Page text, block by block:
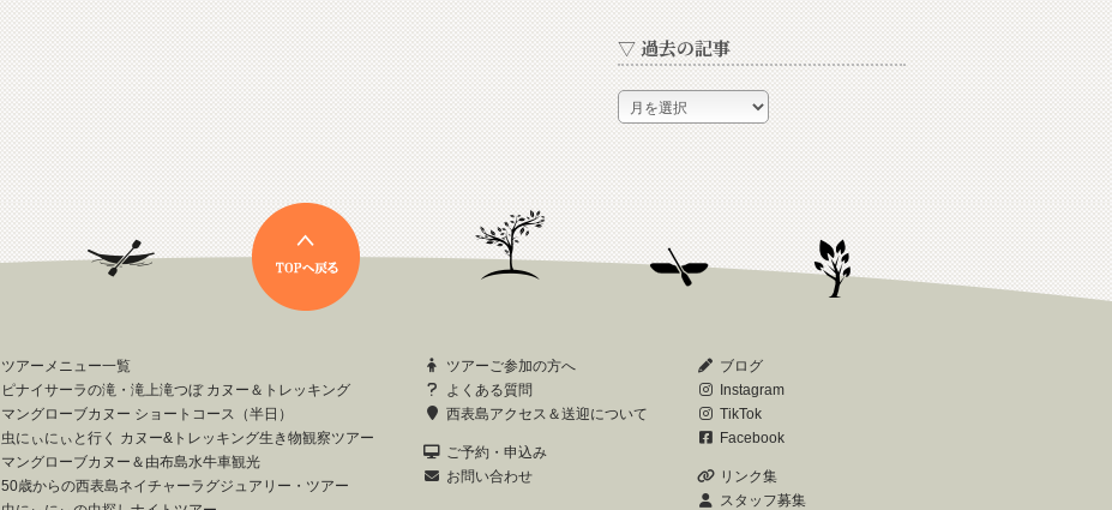
▽ 過去の記事
▽
過
去
の
記
事
ツアーメニュー一覧
ピナイサーラの滝・滝上滝つぼ カヌー＆トレッキング
マングローブカヌー ショートコース（半日）
虫にぃにぃと行く カヌー&トレッキング生き物観察ツアー
マングローブカヌー＆由布島水牛車観光
50歳からの西表島ネイチャーラグジュアリー・ツアー
ツアーご参加の方へ
よくある質問
西表島アクセス＆送迎について
ご予約・申込み
お問い合わせ
ブログ
Instagram
TikTok
Facebook
リンク集
スタッフ募集